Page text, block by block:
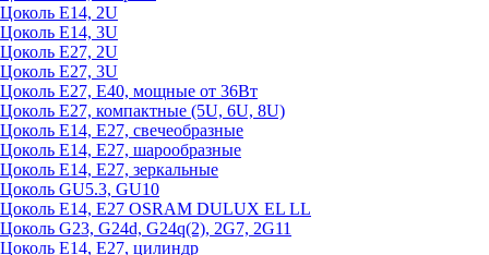
Цоколь Е14, 2U
Цоколь Е14, 3U
Цоколь Е27, 2U
Цоколь Е27, 3U
Цоколь Е27, Е40, мощные от 36Вт
Цоколь Е27, компактные (5U, 6U, 8U)
Цоколь Е14, Е27, свечеобразные
Цоколь Е14, Е27, шарообразные
Цоколь Е14, Е27, зеркальные
Цоколь GU5.3, GU10
Цоколь Е14, Е27 OSRAM DULUX EL LL
Цоколь G23, G24d, G24q(2), 2G7, 2G11
Цоколь Е14, Е27, цилиндр